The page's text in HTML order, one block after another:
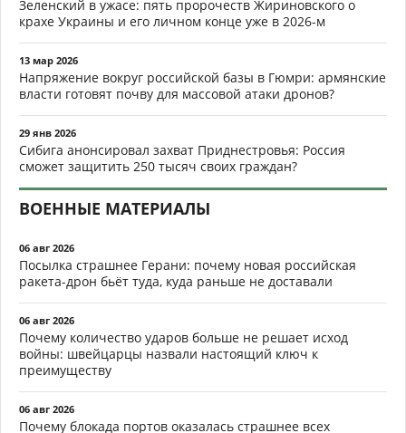
Зеленский в ужасе: пять пророчеств Жириновского о
крахе Украины и его личном конце уже в 2026-м
13 мар 2026
Напряжение вокруг российской базы в Гюмри: армянские
власти готовят почву для массовой атаки дронов?
29 янв 2026
Сибига анонсировал захват Приднестровья: Россия
сможет защитить 250 тысяч своих граждан?
ВОЕННЫЕ МАТЕРИАЛЫ
06 авг 2026
Посылка страшнее Герани: почему новая российская
ракета-дрон бьёт туда, куда раньше не доставали
06 авг 2026
Почему количество ударов больше не решает исход
войны: швейцарцы назвали настоящий ключ к
преимуществу
06 авг 2026
Почему блокада портов оказалась страшнее всех